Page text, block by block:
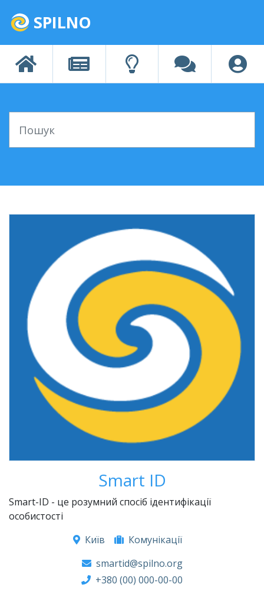
SPILNO
Smart ID
Smart-ID - це розумний спосіб ідентифікації
особистості
Київ
Комунікації
smartid@spilno.org
+380 (00) 000-00-00